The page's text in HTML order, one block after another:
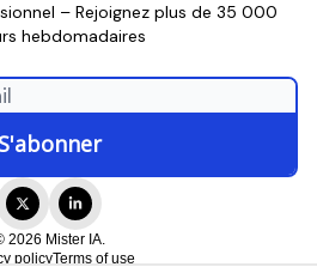
– Rejoignez plus de 35 000
hebdomadaires
2026 Mister IA.
policyTerms of use